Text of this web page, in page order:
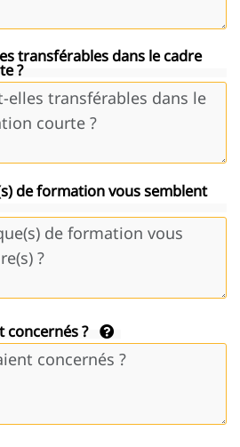
transférables dans le cadre
?
de formation vous semblent
concernés ?